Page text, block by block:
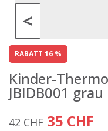
<
RABATT 16 %
Kinder-
JBIDB001 grau
42 CHF 35 CHF